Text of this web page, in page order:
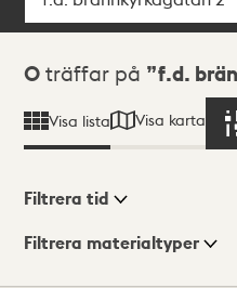
Sökresultat
0 träffar på f.d.
Visa lista Visa karta
Visningsläge
Filtrera tid
Filtrera materialtyper